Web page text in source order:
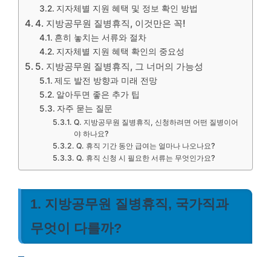
지자체별 지원 혜택 및 정보 확인 방법
4. 지방공무원 질병휴직, 이것만은 꼭!
흔히 놓치는 서류와 절차
지자체별 지원 혜택 확인의 중요성
5. 지방공무원 질병휴직, 그 너머의 가능성
제도 발전 방향과 미래 전망
알아두면 좋은 추가 팁
자주 묻는 질문
Q. 지방공무원 질병휴직, 신청하려면 어떤 질병이어
야 하나요?
Q. 휴직 기간 동안 급여는 얼마나 나오나요?
Q. 휴직 신청 시 필요한 서류는 무엇인가요?
1. 지방공무원 질병휴직, 국가직과
무엇이 다를까?